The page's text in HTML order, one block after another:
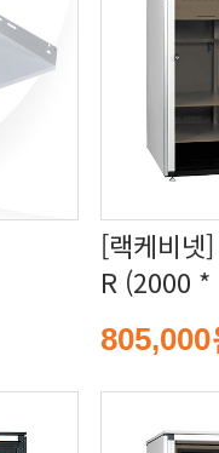
R (2000
805,000